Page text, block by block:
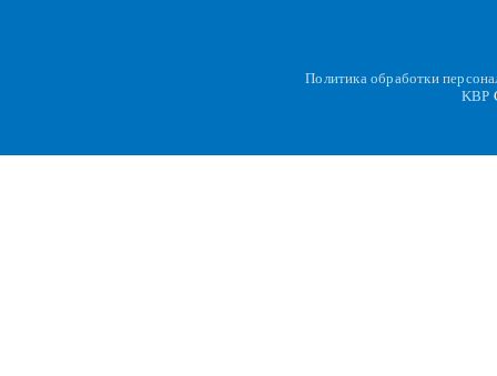
Политика обработки
KBP